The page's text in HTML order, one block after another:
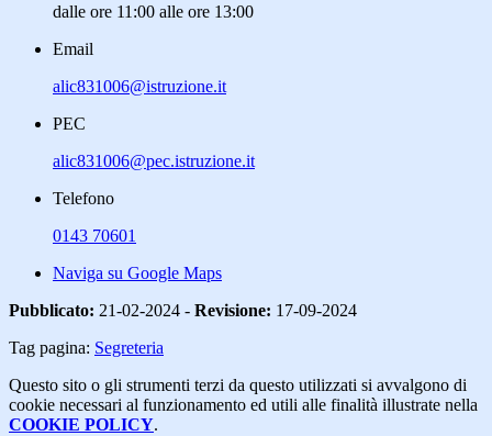
dalle ore 11:00 alle ore 13:00
Email
alic831006@istruzione.it
PEC
alic831006@pec.istruzione.it
Telefono
0143 70601
Naviga su Google Maps
Pubblicato: 21-02-2024 - Revisione: 17-09-2024
Tag pagina: Segreteria
Questo sito o gli strumenti terzi da questo utilizzati si avvalgono di
cookie necessari al funzionamento ed utili alle finalità illustrate nella
COOKIE POLICY.